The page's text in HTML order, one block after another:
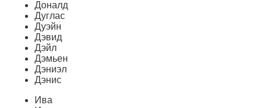
Доналд
Дуглас
Дуэйн
Дэвид
Дэйл
Дэмьен
Дэниэл
Дэнис
Ива